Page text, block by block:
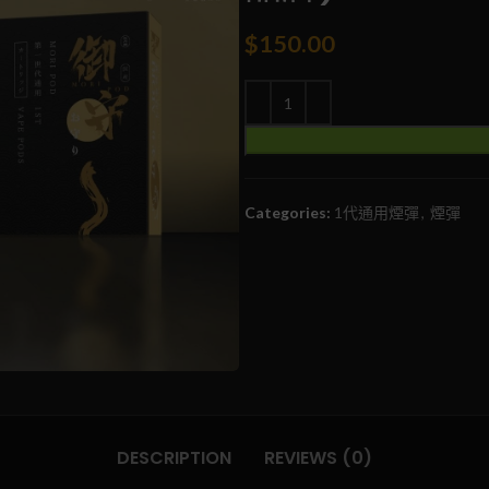
$150.00
Categories: 1代通用煙彈 , 煙彈
DESCRIPTION REVIEWS (0)